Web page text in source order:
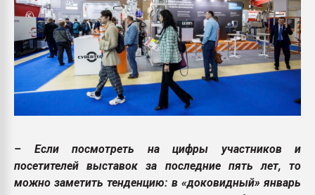
– Если посмотреть на цифры участников и
посетителей выставок за последние пять лет, то
можно заметить тенденцию: в «доковидный» январь